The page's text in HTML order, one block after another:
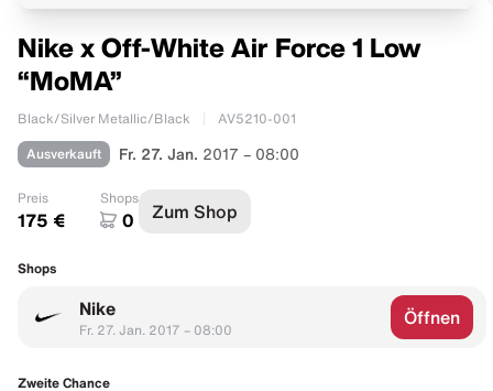
Nike x Off-White Air Force 1 Low
“MoMA”
Black/Silver Metallic/Black AV5210-001
Ausverkauft Fr. 27. Jan. 2017 – 08:00
Preis
175 €
Shops
0 Zum Shop
Shops
Nike
Fr. 27. Jan. 2017 – 08:00
Öffnen
Zweite Chance